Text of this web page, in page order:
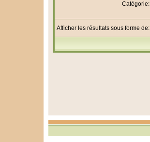
Catégorie:
Afficher les résultats sous forme de: